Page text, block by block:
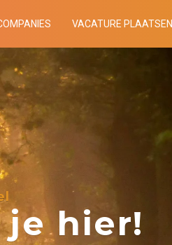
VACATURE PLAATSEN
hier!